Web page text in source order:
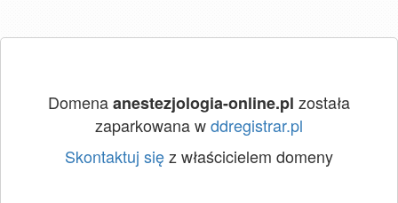
Domenaanestezjologia-online.pl została
zaparkowana wddregistrar.pl
Skontaktuj sięz właścicielem domeny